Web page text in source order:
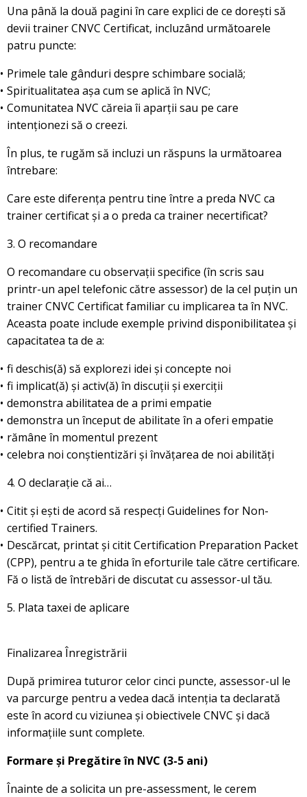
Una până la două pagini în care explici de ce dorești să
devii trainer CNVC Certificat, incluzând următoarele
patru puncte:
Primele tale gânduri despre schimbare socială;
Spiritualitatea așa cum se aplică în NVC;
Comunitatea NVC căreia îi aparții sau pe care
intenționezi să o creezi.
În plus, te rugăm să incluzi un răspuns la următoarea
întrebare:
Care este diferența pentru tine între a preda NVC ca
trainer certificat și a o preda ca trainer necertificat?
3. O recomandare
O recomandare cu observații specifice (în scris sau
printr-un apel telefonic către assessor) de la cel puțin un
trainer CNVC Certificat familiar cu implicarea ta în NVC.
Aceasta poate include exemple privind disponibilitatea și
capacitatea ta de a:
fi deschis(ă) să explorezi idei și concepte noi
fi implicat(ă) și activ(ă) în discuții și exerciții
demonstra abilitatea de a primi empatie
demonstra un început de abilitate în a oferi empatie
rămâne în momentul prezent
celebra noi conștientizări și învățarea de noi abilități
4. O declarație că ai…
Citit și ești de acord să respecți Guidelines for Non-
certified Trainers.
Descărcat, printat și citit Certification Preparation Packet
(CPP), pentru a te ghida în eforturile tale către certificare.
Fă o listă de întrebări de discutat cu assessor-ul tău.
5. Plata taxei de aplicare
Finalizarea Înregistrării
După primirea tuturor celor cinci puncte, assessor-ul le
va parcurge pentru a vedea dacă intenția ta declarată
este în acord cu viziunea și obiectivele CNVC și dacă
informațiile sunt complete.
Formare și Pregătire în NVC (3-5 ani)
Înainte de a solicita un pre-assessment, le cerem